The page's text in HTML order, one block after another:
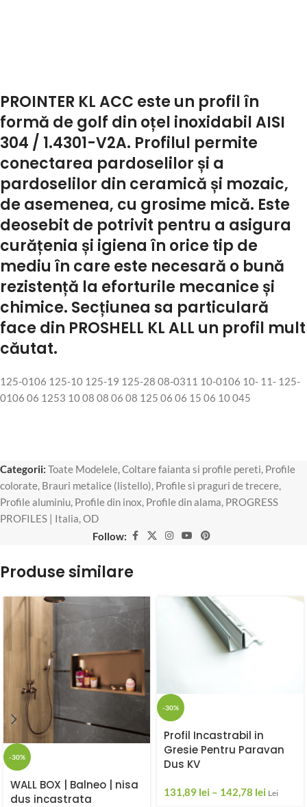
PROINTER KL ACC este un profil în
formă de golf din oțel inoxidabil AISI
304 / 1.4301-V2A. Profilul permite
conectarea pardoselilor și a
pardoselilor din ceramică și mozaic,
de asemenea, cu grosime mică. Este
deosebit de potrivit pentru a asigura
curățenia și igiena în orice tip de
mediu în care este necesară o bună
rezistență la eforturile mecanice și
chimice. Secțiunea sa particulară
face din PROSHELL KL ALL un profil mult
căutat.
125-0106 125-10 125-19 125-28 08-0311 10-0106 10- 11- 125-
0106 06 1253 10 08 08 06 08 125 06 06 15 06 10 045
Categorii: Toate Modelele,Coltare faianta si profile pereti, Profile
colorate, Brauri metalice (listello), Profile si praguri de trecere,
Profile aluminiu, Profile din inox, Profile din alama, PROGRESS
PROFILES | Italia,OD
Follow:
Produse similare
-30%
WALL BOX | Balneo | nisa
dus incastrata
-30%
Profil Incastrabil in
Gresie Pentru Paravan
Dus KV
131,89 lei – 142,78 lei Lei